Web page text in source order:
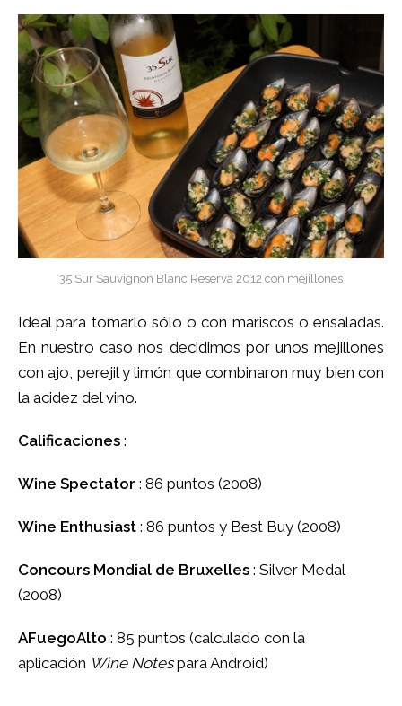
35 Sur Sauvignon Blanc Reserva 2012 con mejillones
Ideal para tomarlo sólo o con mariscos o ensaladas.
En nuestro caso nos decidimos por unos mejillones
con ajo, perejil y limón que combinaron muy bien con
la acidez del vino.
Calificaciones :
Wine Spectator : 86 puntos (2008)
Wine Enthusiast : 86 puntos y Best Buy (2008)
Concours Mondial de Bruxelles : Silver Medal
(2008)
AFuegoAlto : 85 puntos (calculado con la
aplicación Wine Notespara Android)